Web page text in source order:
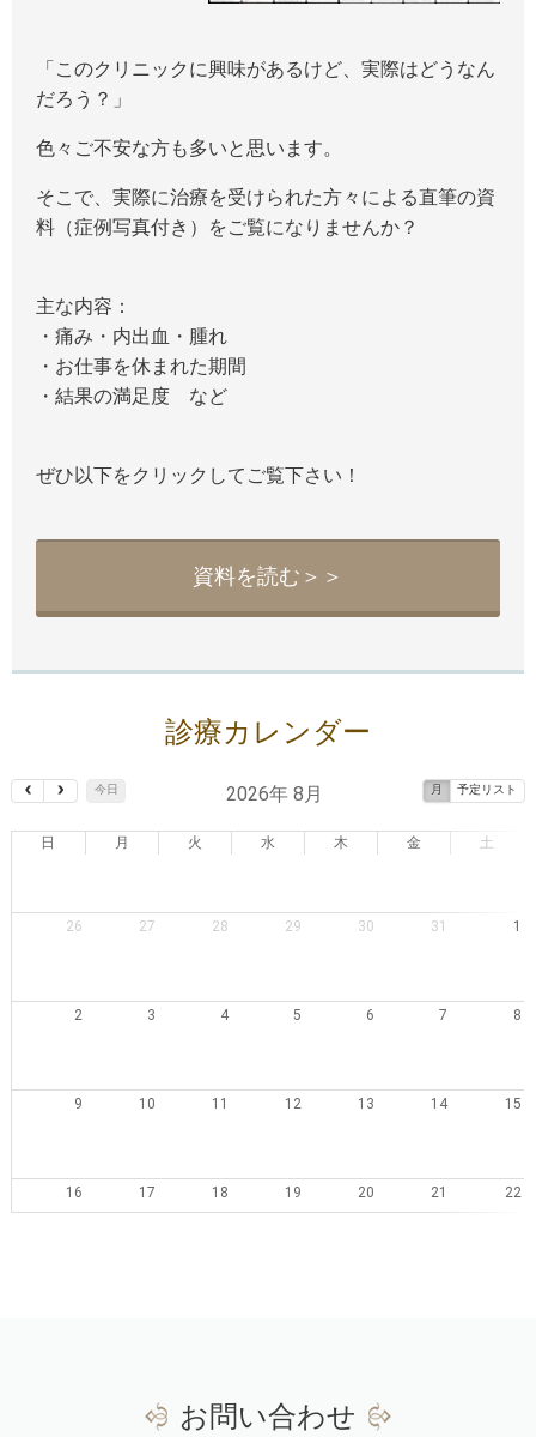
「このクリニックに興味があるけど、実際はどうなん
だろう？」
色々ご不安な方も多いと思います。
そこで、実際に治療を受けられた方々による直筆の資
料（症例写真付き）をご覧になりませんか？
主な内容：
・痛み・内出血・腫れ
・お仕事を休まれた期間
・結果の満足度 など
ぜひ以下をクリックしてご覧下さい！
資料を読む＞＞
診療カレンダー
今日 月 予定リスト
2026年 8月
日 月 火 水 木 金 土
26 27 28 29 30 31 1
2 3 4 5 6 7 8
9 10 11 12 13 14 15
16 17 18 19 20 21 22
お問い合わせ